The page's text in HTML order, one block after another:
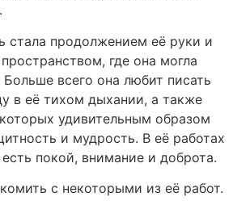
стала продолжением её руки и
где она могла
Больше всего она любит писать
в её тихом дыхании, а также
удивительным образом
и мудрость. В её работах
покой, внимание и доброта.
с некоторыми из её работ.